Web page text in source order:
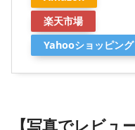
楽天市場
Yahooショッピング
【写真でレビュ